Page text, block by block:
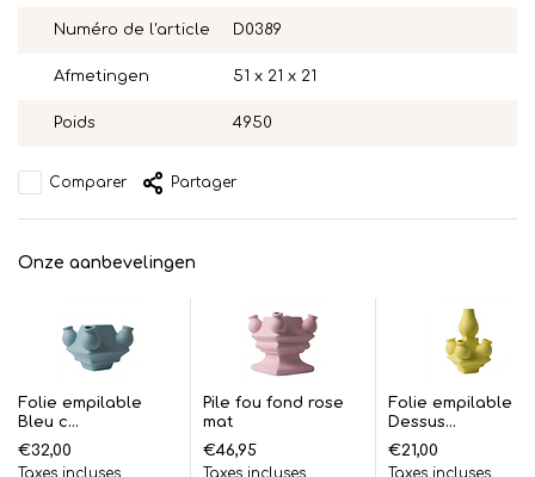
Numéro de l'article D0389
Afmetingen 51 x 21 x 21
Poids 4950
Comparer Partager
Onze aanbevelingen
Folie empilable
Bleu c...
€32,00
Taxes incluses
Pile fou fond rose
mat
€46,95
Taxes incluses
Folie empilable
Dessus...
€21,00
Taxes incluses